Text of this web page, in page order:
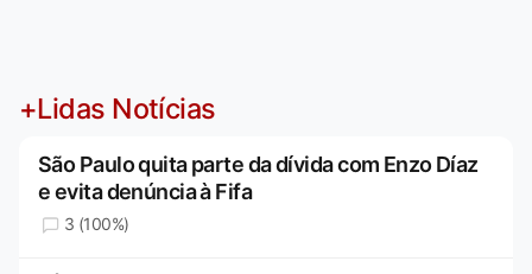
+Lidas Notícias
São Paulo quita parte da dívida com Enzo Díaz
e evita denúncia à Fifa
3 (100%)